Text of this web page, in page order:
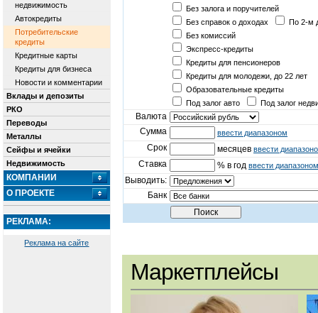
недвижимость
Автокредиты
Потребительские
кредиты
Кредитные карты
Кредиты для бизнеса
Новости и комментарии
Вклады и депозиты
РКО
Переводы
Металлы
Сейфы и ячейки
Недвижимость
КОМПАНИИ
О ПРОЕКТЕ
РЕКЛАМА:
Реклама на сайте
Без залога и поручителей
Без справок о доходах
По 2-м
Без комиссий
Экспресс-кредиты
Кредиты для пенсионеров
Кредиты для молодежи, до 22 лет
Образовательные кредиты
Под залог авто
Под залог
Валюта
Сумма
ввести диапазоном
Срок месяцев ввести
Ставка % в год ввести диапазоном
Выводить:
Банк
Маркетплейсы